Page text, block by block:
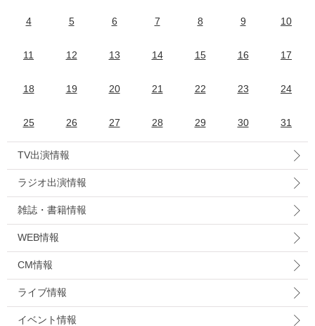
4 5 6 7 8 9 10
11 12 13 14 15 16 17
18 19 20 21 22 23 24
25 26 27 28 29 30 31
TV出演情報
ラジオ出演情報
雑誌・書籍情報
WEB情報
CM情報
ライブ情報
イベント情報